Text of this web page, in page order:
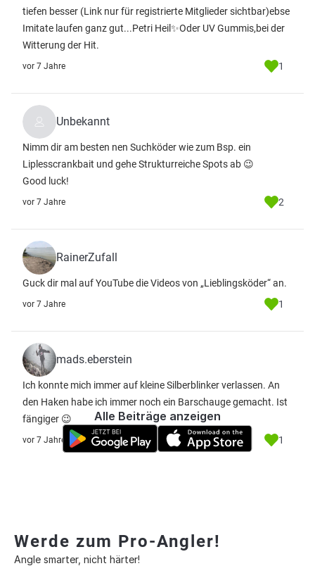
tiefen besser (Link nur für registrierte Mitglieder sichtbar)ebse
Imitate laufen ganz gut...Petri Heil✨Oder UV Gummis,bei der
Witterung der Hit.
vor 7 Jahre 1
Unbekannt
Nimm dir am besten nen Suchköder wie zum Bsp. ein
Liplesscrankbait und gehe Strukturreiche Spots ab 😉
Good luck!
vor 7 Jahre 2
RainerZufall
Guck dir mal auf YouTube die Videos von „Lieblingsköder“ an.
vor 7 Jahre 1
mads.eberstein
Ich konnte mich immer auf kleine Silberblinker verlassen. An
den Haken habe ich immer noch ein Barschauge gemacht. Ist
fängiger 😉
vor 7 Jahre 1
Alle Beiträge anzeigen
Werde zum Pro-Angler!
Angle smarter, nicht härter!